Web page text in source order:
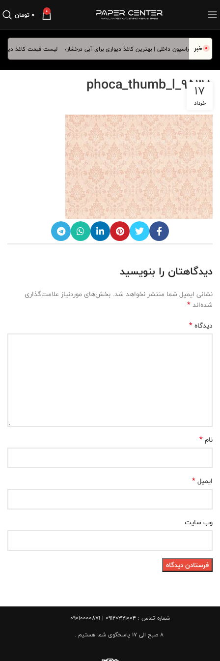
0 ۰تومان
خبر لیست قیمت کاغذ دیواری
phoca_thumb_l_9538
17
خرداد
دیدگاهتان را بنویسید
نشانی ایمیل شما منتشر نخواهد شد. بخش‌های موردنیاز علامت‌گذاری
شده‌اند*
دیدگاه*
نام*
ایمیل*
وب‌ سایت
شماره تماس : 09120321004 | 09010000871